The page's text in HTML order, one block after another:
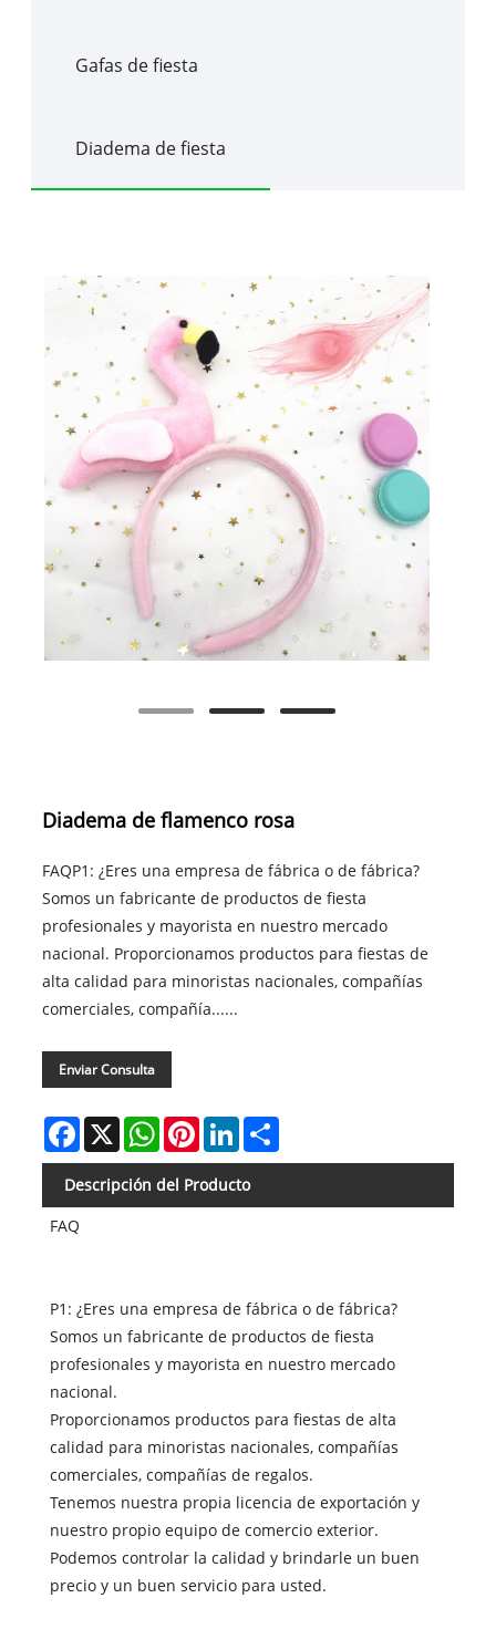
Gafas de fiesta
Diadema de fiesta
Diadema de flamenco rosa
FAQP1: ¿Eres una empresa de fábrica o de fábrica?
Somos un fabricante de productos de fiesta
profesionales y mayorista en nuestro mercado
nacional. Proporcionamos productos para fiestas de
alta calidad para minoristas nacionales, compañías
comerciales, compañía......
Enviar Consulta
Facebook
X WhatsAppPinterestLinkedInShare
Descripción del Producto
FAQ
P1: ¿Eres una empresa de fábrica o de fábrica?
Somos un fabricante de productos de fiesta
profesionales y mayorista en nuestro mercado
nacional.
Proporcionamos productos para fiestas de alta
calidad para minoristas nacionales, compañías
comerciales, compañías de regalos.
Tenemos nuestra propia licencia de exportación y
nuestro propio equipo de comercio exterior.
Podemos controlar la calidad y brindarle un buen
precio y un buen servicio para usted.